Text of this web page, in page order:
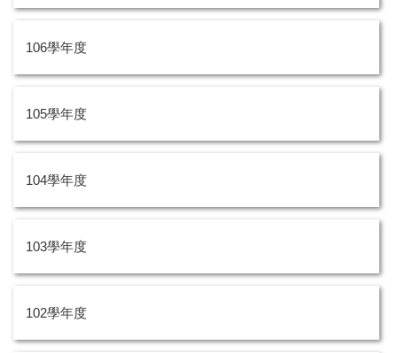
106學年度
105學年度
104學年度
103學年度
102學年度